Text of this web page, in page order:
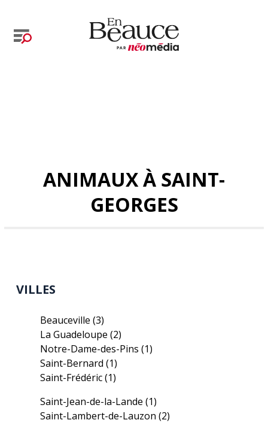
ANIMAUX À SAINT-
GEORGES
VILLES
Beauceville(3)
La Guadeloupe(2)
Notre-Dame-des-Pins(1)
Saint-Bernard(1)
Saint-Frédéric(1)
Saint-Jean-de-la-Lande(1)
Saint-Lambert-de-Lauzon(2)